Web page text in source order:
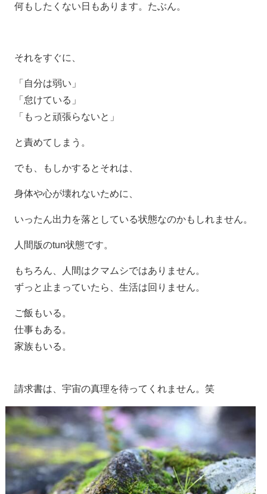
何もしたくない日もあります。 たぶん。
それをすぐに、
「自分は弱い」
「怠けている」
「もっと頑張らないと」
と責めてしまう。
でも、もしかするとそれは、
身体や心が壊れないために、
いったん出力を落としている状態なのかもしれません。
人間版のtun状態です。
もちろん、人間はクマムシではありません。
ずっと止まっていたら、生活は回りません。
ご飯もいる。
仕事もある。
家族もいる。
請求書は、宇宙の真理を待ってくれません。笑